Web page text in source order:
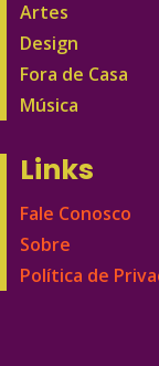
Artes
Design
Fora de Casa
Música
Links
Fale Conosco
Sobre
Política de